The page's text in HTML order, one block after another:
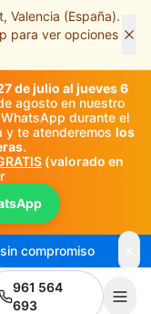
Valencia (España).
para ver opciones
de julio al jueves 6
agosto en nuestro
durante el
y te atenderemos los
.
(valorado en
compromiso
961 564
693